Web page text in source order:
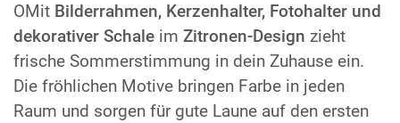
OMit Bilderrahmen, Kerzenhalter, Fotohalter und
dekorativer Schale im Zitronen-Design zieht
frische Sommerstimmung in dein Zuhause ein.
Die fröhlichen Motive bringen Farbe in jeden
Raum und sorgen für gute Laune auf den ersten